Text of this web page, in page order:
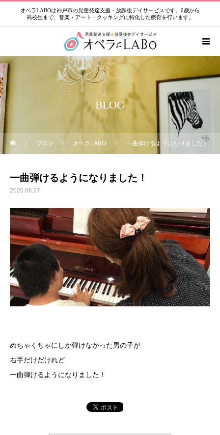
オペラLABOは神戸市の児童発達支援・放課後デイサービスです。0歳から
高校生まで、音楽・アート・クッキングに特化した療育を行います。
BLOG
ブログ オペラLABO 一曲弾けるようになりました！
一曲弾けるようになりました！
2020.06.27
めちゃくちゃにしか弾けなかった男の子が
右手だけだけれど
一曲弾けるようになりました！